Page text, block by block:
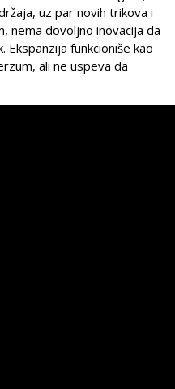
uz par novih trikova i
nema dovoljno inovacija da
Ekspanzija funkcioniše kao
ali ne uspeva da